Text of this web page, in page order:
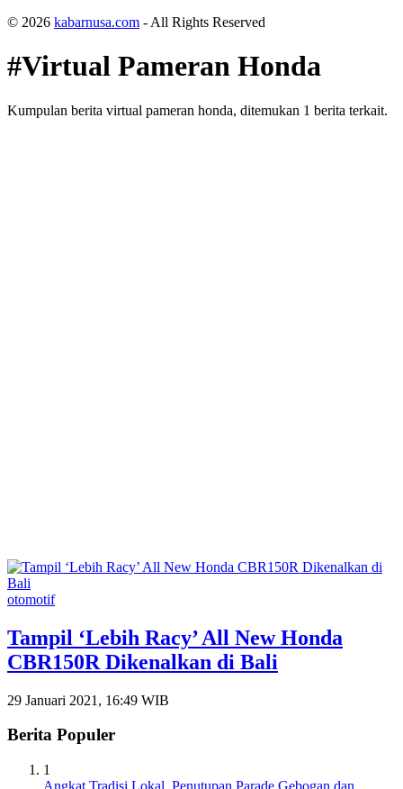
© 2026 kabarnusa.com - All Rights Reserved
#Virtual Pameran Honda
Kumpulan berita virtual pameran honda, ditemukan 1 berita terkait.
otomotif
Tampil ‘Lebih Racy’ All New Honda
CBR150R Dikenalkan di Bali
29 Januari 2021, 16:49 WIB
Berita Populer
1